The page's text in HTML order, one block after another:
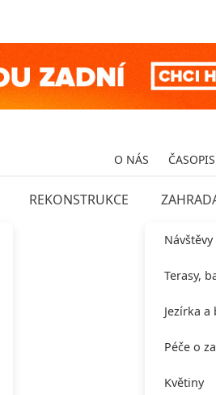
O NÁS ČASOPIS
REKONSTRUKCE
Terasy,
Jezírka a
Péče o
Květiny